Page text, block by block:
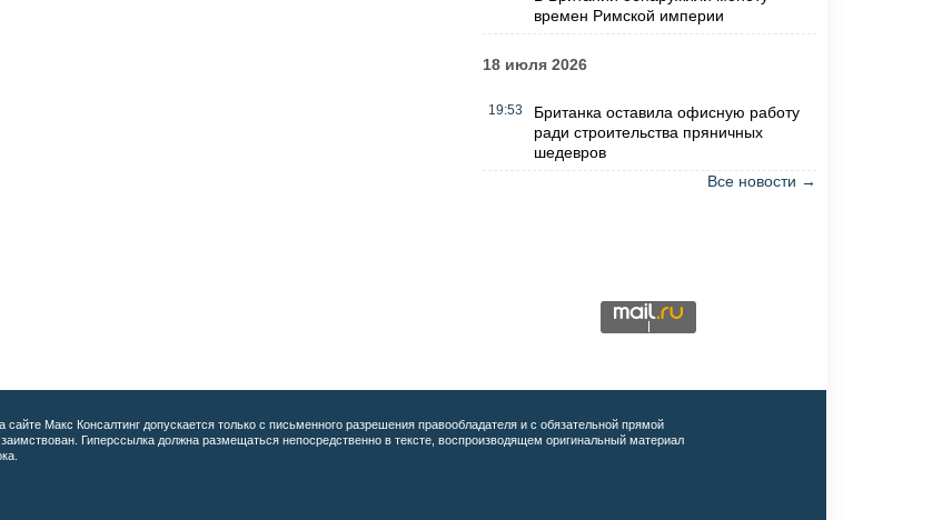
времен Римской империи
18 июля 2026
19:53
Британка оставила офисную работу
ради строительства пряничных
шедевров
Все новости →
сайте Макс Консалтинг допускается только с письменного разрешения правообладателя и с обязательной прямой
Гиперссылка должна размещаться непосредственно в тексте, воспроизводящем оригинальный материал